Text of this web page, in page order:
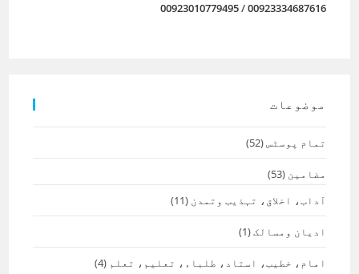
00923334687616
/
00923010779495
موضوعات
تمام پوسٹس(52)
مضامین (53)
آداب، اخلاق، تہذیب وتمدن (11)
ادیان ومسالک(1)
امام، خطیب، استاد، طلباء، تعلیم، تعلم (4)